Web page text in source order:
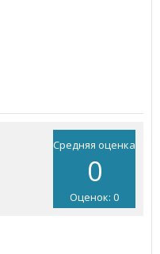
Средняя оценка
0
Оценок: 0